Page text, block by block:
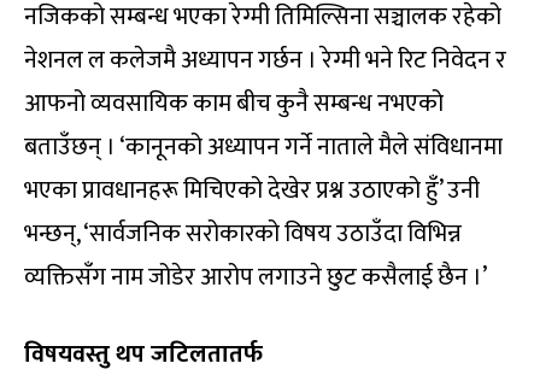
नजिकको सम्बन्ध भएका रेग्मी तिमिल्सिना सञ्चालक रहेको
नेशनल ल कलेजमै अध्यापन गर्छन । रेग्मी भने रिट निवेदन र
आफनो व्यवसायिक काम बीच कुनै सम्बन्ध नभएको
बताउँछन् । ‘कानूनको अध्यापन गर्ने नाताले मैले संविधानमा
भएका प्रावधानहरू मिचिएको देखेर प्रश्न उठाएको हुँ’ उनी
भन्छन्, ‘सार्वजनिक सरोकारको विषय उठाउँदा विभिन्न
व्यक्तिसँग नाम जोडेर आरोप लगाउने छुट कसैलाई छैन ।’
विषयवस्तु थप जटिलतातर्फ